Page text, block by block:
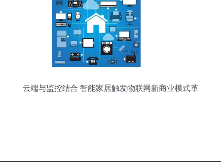
云端与监控结合 智能家居触发物联网新商业模式革